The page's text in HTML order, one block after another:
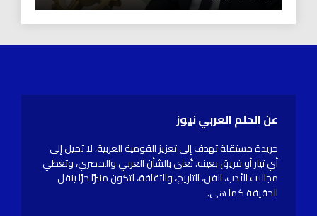
عن الحلم العربي نيوز
جريدة مستقلة تهدف إلى تعزيز القومية العربية، لا تميل إلى
أي تيار أو فريق بعينه. تُعنى بالشأن العربي والمصري، وتغطي
مجالات الأدب، الفن، التاريخ، والثقافة، لتكون منبرًا حرًا ينقل
الحقيقة كما هي.